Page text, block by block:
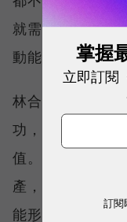
就需要下一個階
動能。
林合政表示，真
功，而是每一個
值。 當品牌聲量
產，再透過會員
能形成持續運轉
掌握
立即訂閱
訂閱